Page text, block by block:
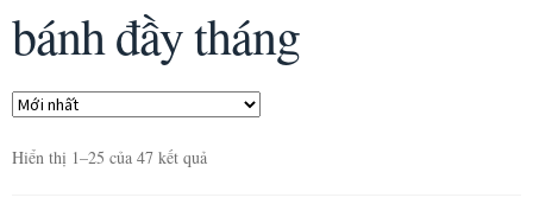
bánh đầy tháng
Hiển thị 1–25 của 47 kết quả